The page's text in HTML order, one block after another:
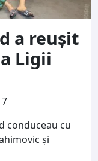
a reușit
Ligii
conduceau cu
și